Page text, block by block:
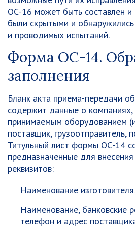
ОС-16 может быть составлен
были скрытыми и
и проводимых испытаний.
Форма ОС-14.
заполнения
Бланк акта приема-передачи
содержит данные о компаниях,
принимаемым оборудованием
поставщик, грузоотправитель,
Титульный лист формы ОС-14
предназначенные для
реквизитов:
Наименование
Наименование, банковские
телефон и адрес